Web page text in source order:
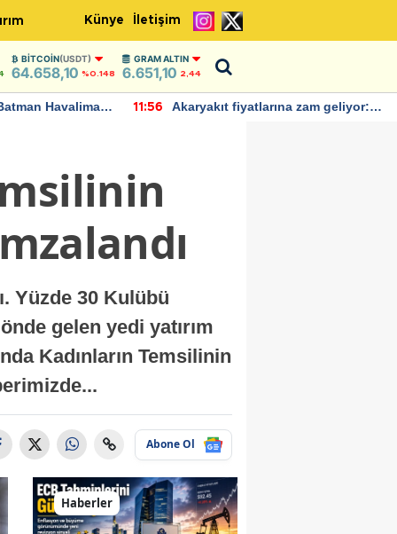
Künye İletişim
BITCOIN(USDT)
64.658,10 %0.148
GRAM ALTIN
6.651,10 2,44
Havalimanı
11:56
Akaryakıt fiyatlarına zam geliyor:
Yüzde 30 Kulübü
gelen yedi yatırım
Kadınların Temsilinin
Abone Ol
Haberler